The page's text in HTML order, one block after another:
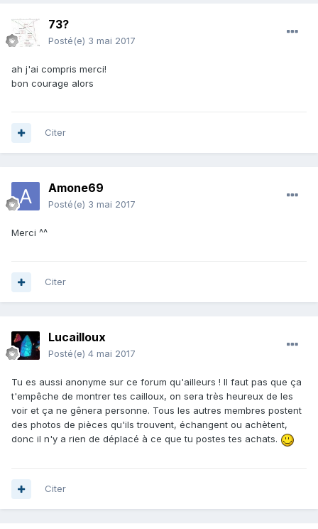
73?
Posté(e) 3 mai 2017
ah j'ai compris merci!
bon courage alors
Citer
Amone69
Posté(e) 3 mai 2017
Merci ^^
Citer
Lucailloux
Posté(e) 4 mai 2017
Tu es aussi anonyme sur ce forum qu'ailleurs ! Il faut pas que ça
t'empêche de montrer tes cailloux, on sera très heureux de les
voir et ça ne gênera personne. Tous les autres membres postent
des photos de pièces qu'ils trouvent, échangent ou achètent,
donc il n'y a rien de déplacé à ce que tu postes tes achats.
Citer